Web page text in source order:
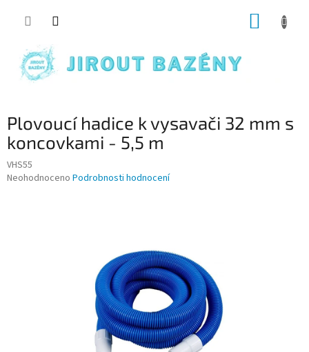
Plovoucí hadice k vysavači 32 mm s
koncovkami - 5,5 m
VHS55
Průměrné hodnocení produktu je 0,0 z 5 hvězdiček.
Neohodnoceno Podrobnosti hodnocení